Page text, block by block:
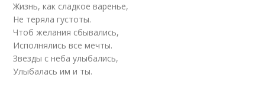
Жизнь, как сладкое варенье,
Не теряла густоты.
Чтоб желания сбывались,
Исполнялись все мечты.
Звезды с неба улыбались,
Улыбалась им и ты.